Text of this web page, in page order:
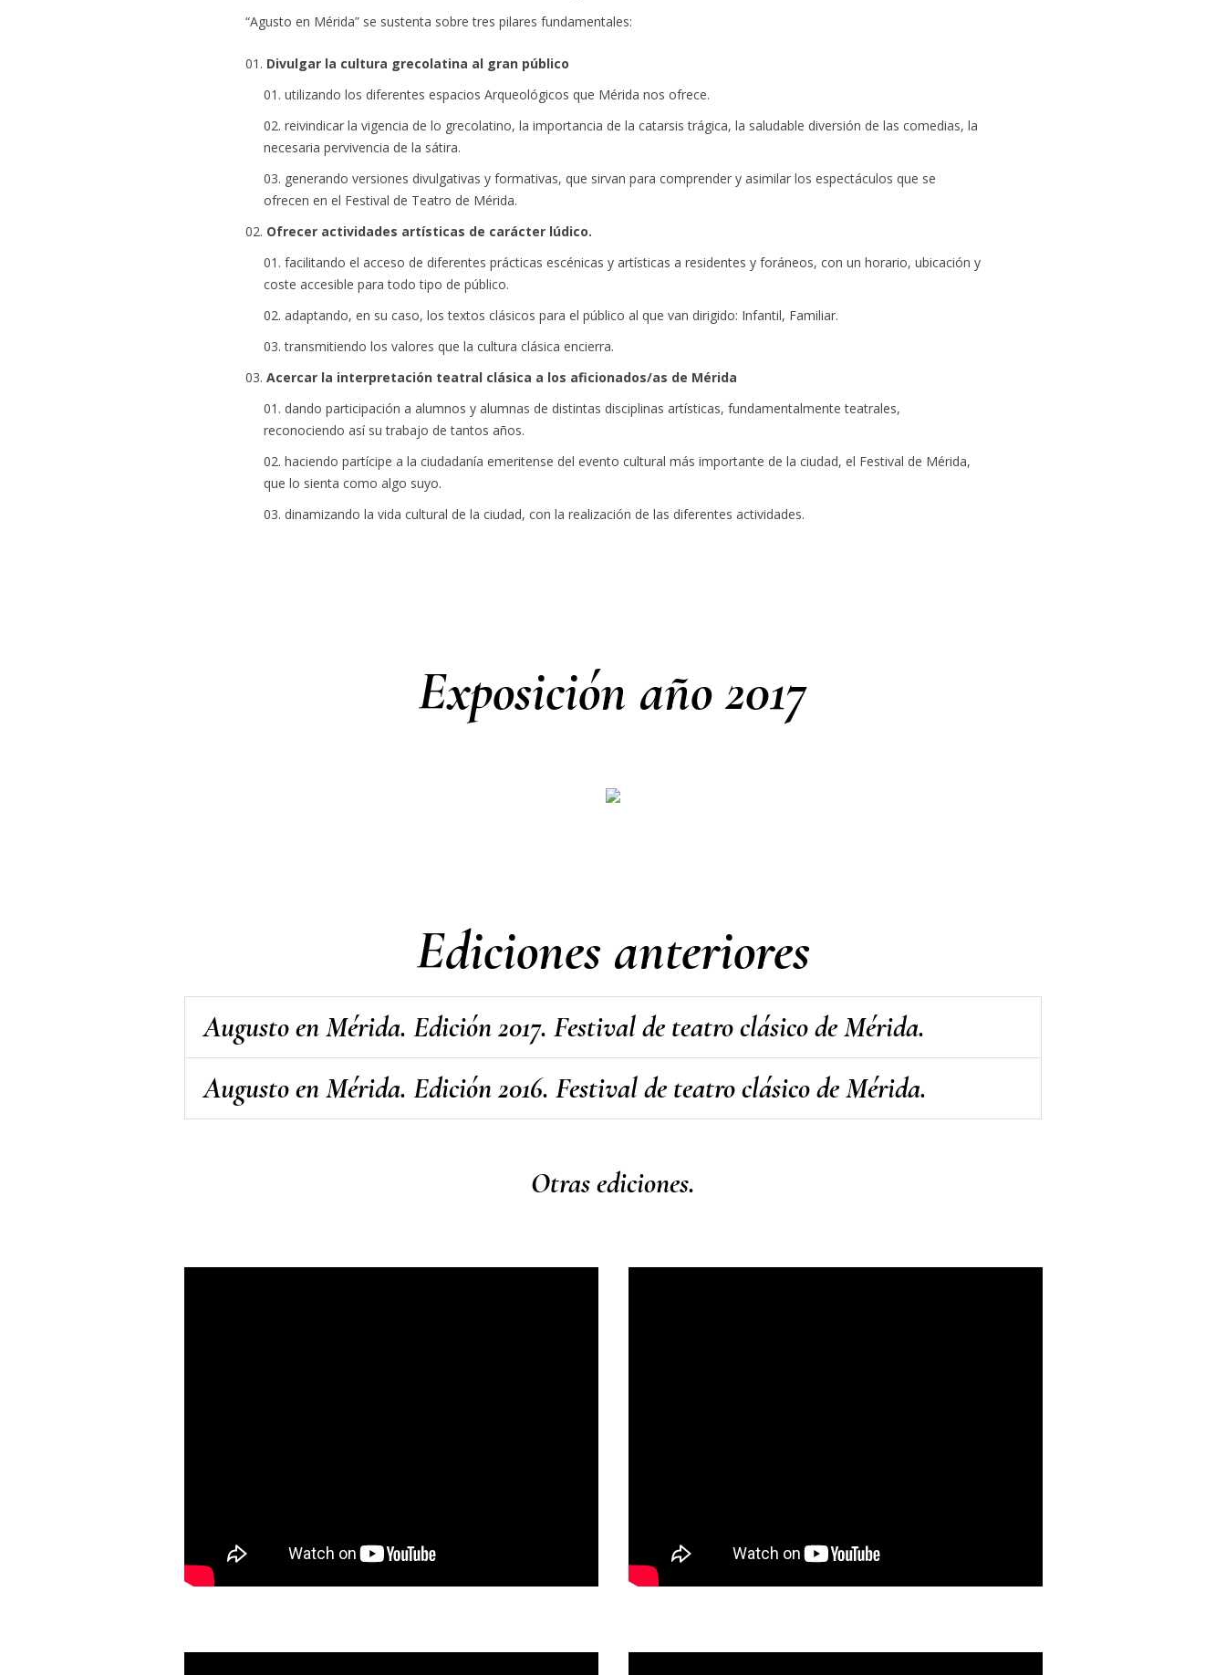
“Agusto en Mérida” se sustenta sobre tres pilares fundamentales:
Divulgar la cultura grecolatina al gran público
utilizando los diferentes espacios Arqueológicos que Mérida nos ofrece.
reivindicar la vigencia de lo grecolatino, la importancia de la catarsis trágica, la saludable diversión de las comedias, la
necesaria pervivencia de la sátira.
generando versiones divulgativas y formativas, que sirvan para comprender y asimilar los espectáculos que se
ofrecen en el Festival de Teatro de Mérida.
Ofrecer actividades artísticas de carácter lúdico.
facilitando el acceso de diferentes prácticas escénicas y artísticas a residentes y foráneos, con un horario, ubicación y
coste accesible para todo tipo de público.
adaptando, en su caso, los textos clásicos para el público al que van dirigido: Infantil, Familiar.
transmitiendo los valores que la cultura clásica encierra.
Acercar la interpretación teatral clásica a los aficionados/as de Mérida
dando participación a alumnos y alumnas de distintas disciplinas artísticas, fundamentalmente teatrales,
reconociendo así su trabajo de tantos años.
haciendo partícipe a la ciudadanía emeritense del evento cultural más importante de la ciudad, el Festival de Mérida,
que lo sienta como algo suyo.
dinamizando la vida cultural de la ciudad, con la realización de las diferentes actividades.
Exposición año 2017
Ediciones anteriores
Augusto en Mérida. Edición 2017. Festival de teatro clásico de Mérida.
Augusto en Mérida. Edición 2016. Festival de teatro clásico de Mérida.
Otras ediciones.